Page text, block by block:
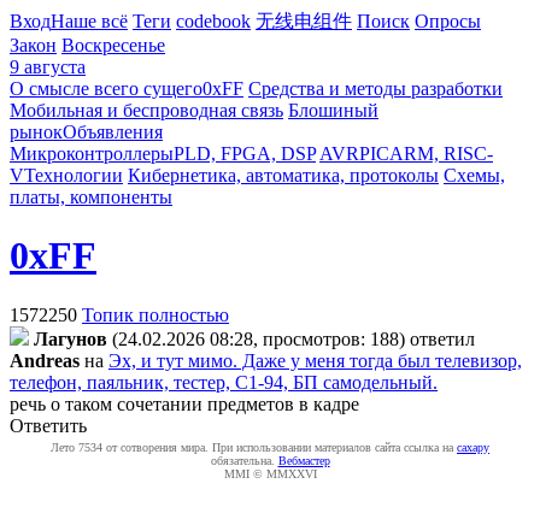
ВходНаше всё Теги codebook 无线电组件 Поиск Опросы
Закон Воскресенье
9 августа
О смысле всего сущего0xFF Средства и методы разработки
Мобильная и беспроводная связь Блошиный
рынокОбъявления
МикроконтроллерыPLD, FPGA, DSP AVRPICARM, RISC-
VТехнологии Кибернетика, автоматика, протоколы Схемы,
платы, компоненты
0xFF
1572250 Топик полностью
Лaгyнoв (24.02.2026 08:28, просмотров: 188) ответил
Andreas на Эх, и тут мимо. Даже у меня тогда был телевизор,
телефон, паяльник, тестер, С1-94, БП самодельный.
речь о таком сочетании предметов в кадре
Ответить
Лето 7534 от сотворения мира. При использовании материалов сайта ссылка на caxapу
обязательна. Вебмастер
MMI © MMXXVI